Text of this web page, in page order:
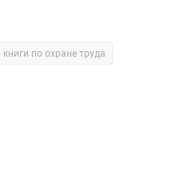
книги по охране труда